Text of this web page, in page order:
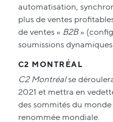
automatisation,
plus de ventes
de ventes « B2B»
soumissions
C2 MONTRÉAL
C2 Montréalse
2021 et mettra en
des sommités du monde
renommée mondiale.